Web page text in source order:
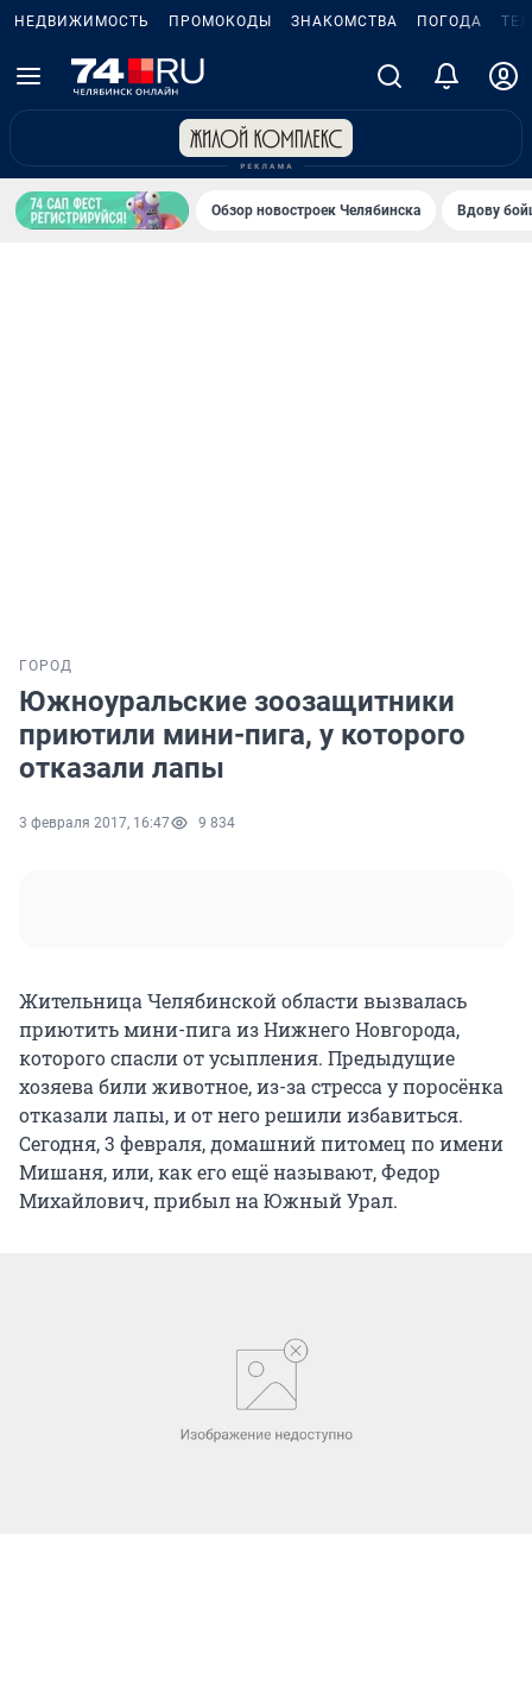
НЕДВИЖИМОСТЬ ПРОМОКОДЫ ЗНАКОМСТВА ПОГОДА
Обзор новостроек Челябинска Вдову
ГОРОД
Южноуральские зоозащитники
приютили мини-пига, у которого
отказали лапы
3 февраля 2017, 16:47 9 834
Жительница Челябинской области вызвалась
приютить мини-пига из Нижнего Новгорода,
которого спасли от усыпления. Предыдущие
хозяева били животное, из-за стресса у поросёнка
отказали лапы, и от него решили избавиться.
Сегодня, 3 февраля, домашний питомец по имени
Мишаня, или, как его ещё называют, Федор
Михайлович, прибыл на Южный Урал.